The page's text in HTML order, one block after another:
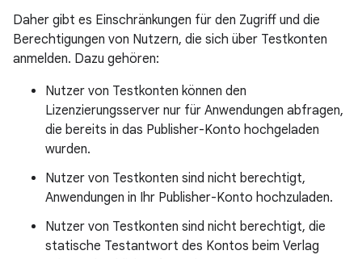
Daher gibt es Einschränkungen für den Zugriff und die
Berechtigungen von Nutzern, die sich über Testkonten
anmelden. Dazu gehören:
Nutzer von Testkonten können den
Lizenzierungsserver nur für Anwendungen abfragen,
die bereits in das Publisher-Konto hochgeladen
wurden.
Nutzer von Testkonten sind nicht berechtigt,
Anwendungen in Ihr Publisher-Konto hochzuladen.
Nutzer von Testkonten sind nicht berechtigt, die
statische Testantwort des Kontos beim Verlag